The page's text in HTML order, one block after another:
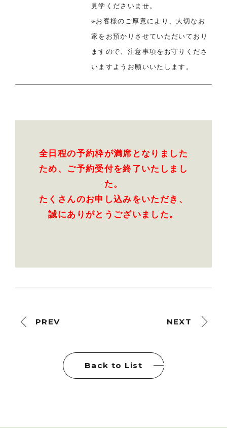
見学くださいませ。
※お客様のご厚意により、大切なお
家をお預かりさせていただいており
ますので、注意事項をお守りくださ
いますようお願いいたします。
全日程の予約枠が満席となりました
ため、ご予約受付を終了いたしまし
た。
たくさんのお申し込みをいただき、
誠にありがとうございました。
PREV NEXT
Back to List